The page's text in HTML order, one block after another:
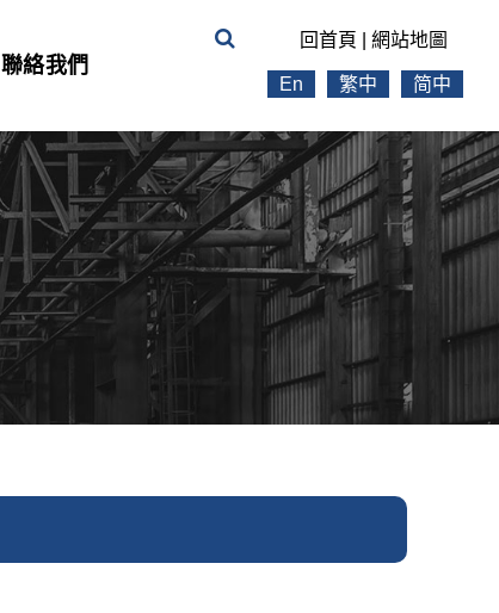
聯絡我們
回首頁 網站地圖
En 繁中 简中